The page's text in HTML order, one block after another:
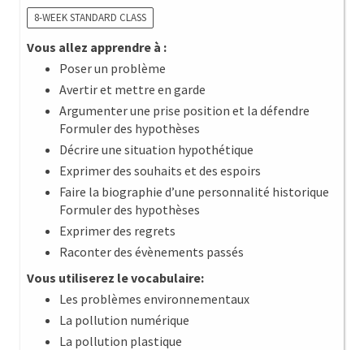
8-WEEK STANDARD CLASS
Vous allez apprendre à :
Poser un problème
Avertir et mettre en garde
Argumenter une prise position et la défendre
Formuler des hypothèses
Décrire une situation hypothétique
Exprimer des souhaits et des espoirs
Faire la biographie d’une personnalité historique
Formuler des hypothèses
Exprimer des regrets
Raconter des évènements passés
Vous utiliserez le vocabulaire:
Les problèmes environnementaux
La pollution numérique
La pollution plastique